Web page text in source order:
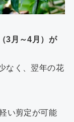
3月～4月）が
なく、翌年の花
い剪定が可能